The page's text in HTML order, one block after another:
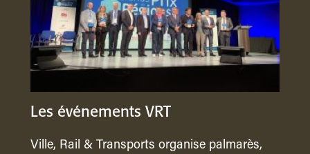
Les événements VRT
Ville, Rail & Transports organise palmarès,